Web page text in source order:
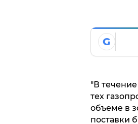
G
"В
тех
объеме в
поставки